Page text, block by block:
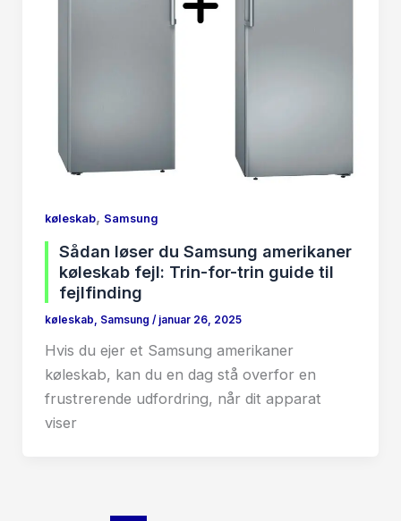
køleskab, Samsung
Sådan løser du Samsung amerikaner
køleskab fejl: Trin-for-trin guide til
fejlfinding
køleskab, Samsung / januar 26, 2025
Hvis du ejer et Samsung amerikaner
køleskab, kan du en dag stå overfor en
frustrerende udfordring, når dit apparat
viser